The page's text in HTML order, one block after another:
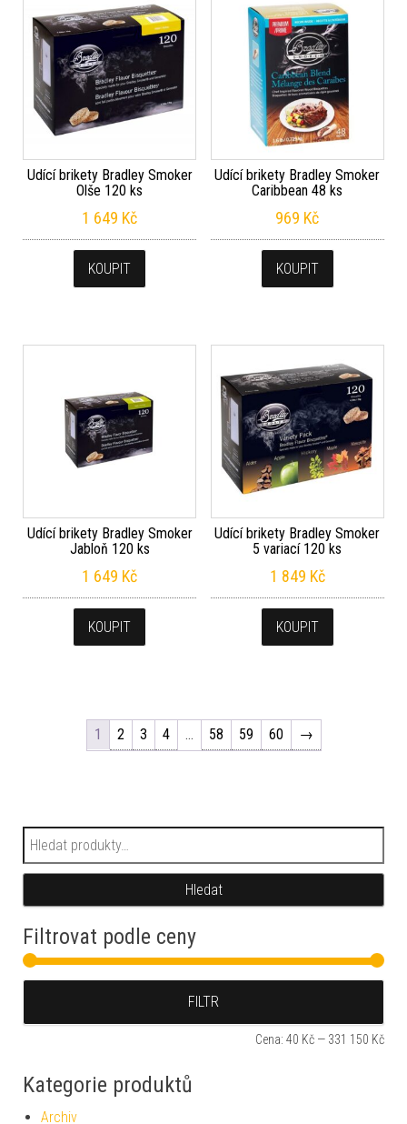
Udící brikety Bradley Smoker
Olše 120 ks
1 649 Kč
KOUPIT
Udící brikety Bradley Smoker
Caribbean 48 ks
969 Kč
KOUPIT
Udící brikety Bradley Smoker
Jabloň 120 ks
1 649 Kč
KOUPIT
Udící brikety Bradley Smoker
5 variací 120 ks
1 849 Kč
KOUPIT
1 2 3 4 … 58 59 60 →
Hledat:
Hledat
Filtrovat podle ceny
FILTR
Cena: 40 Kč — 331 150 Kč
Kategorie produktů
Archiv